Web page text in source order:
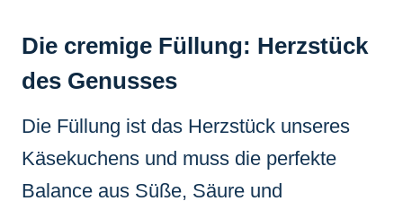
Die cremige Füllung: Herzstück
des Genusses
Die Füllung ist das Herzstück unseres
Käsekuchens und muss die perfekte
Balance aus Süße, Säure und